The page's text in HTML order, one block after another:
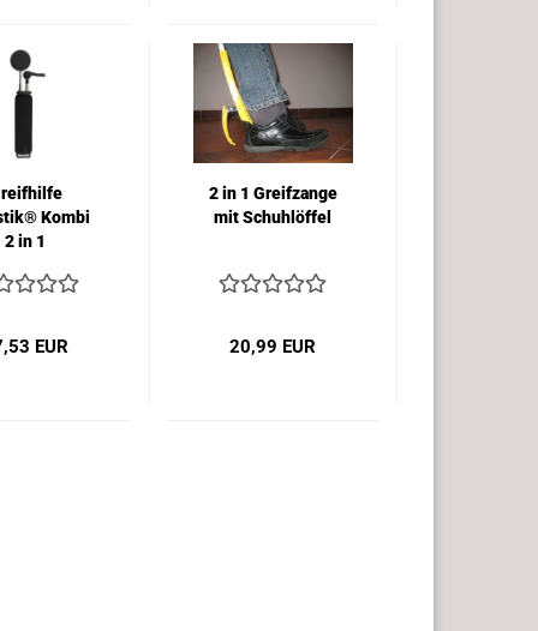
Kombi
2 in 1
EUR
2 in 1 Greifzange
mit Schuhlöffel
20,99 EUR